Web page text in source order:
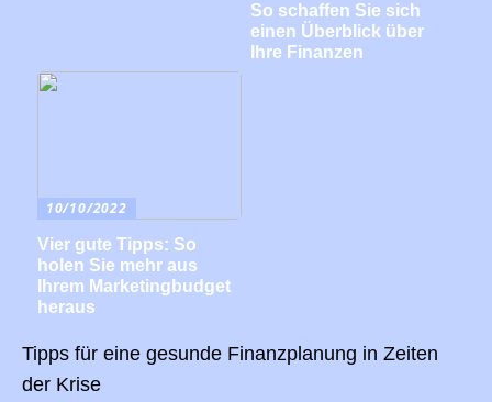
So schaffen Sie sich
einen Überblick über
Ihre Finanzen
10/10/2022
Vier gute Tipps: So
holen Sie mehr aus
Ihrem Marketingbudget
heraus
Tipps für eine gesunde Finanzplanung in Zeiten
der Krise